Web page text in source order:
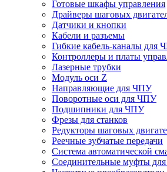
Готовые шкафы управления
Драйверы шаговых
Датчики и кнопки
Кабели и разъемы
Гибкие кабель-каналы для
Контроллеры и платы
Лазерные трубки
Модуль оси Z
Направляющие для ЧПУ
Поворотные оси для ЧПУ
Подшипники для ЧПУ
Фрезы для станков
Редукторы шаговых
Реечные зубчатые передачи
Система автоматической
Соединительные муфты для